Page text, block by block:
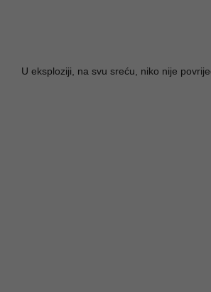
U eksploziji, na svu sreću, niko nije